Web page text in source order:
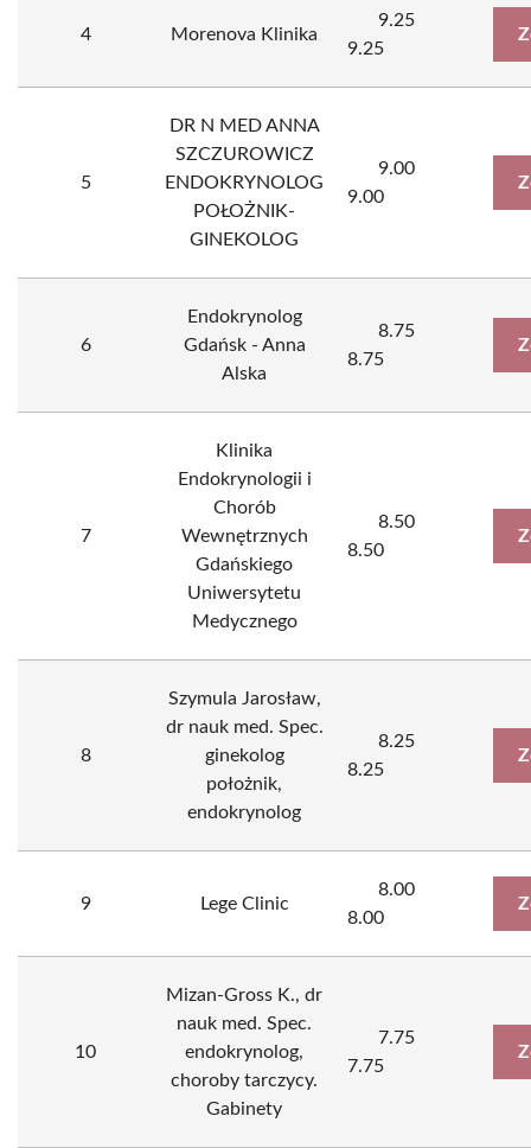
4 Morenova Klinika
9.25
9.25
5
DR N MED ANNA
SZCZUROWICZ
ENDOKRYNOLOG
POŁOŻNIK-
GINEKOLOG
9.00
9.00
6
Endokrynolog
Gdańsk - Anna
Alska
8.75
8.75
7
Klinika
Endokrynologii i
Chorób
Wewnętrznych
Gdańskiego
Uniwersytetu
Medycznego
8.50
8.50
8
Szymula Jarosław,
dr nauk med. Spec.
ginekolog
położnik,
endokrynolog
8.25
8.25
9 Lege Clinic
8.00
8.00
10
Mizan-Gross K., dr
nauk med. Spec.
endokrynolog,
choroby tarczycy.
Gabinety
7.75
7.75